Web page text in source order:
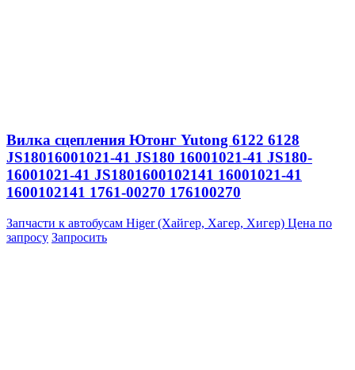
Вилка сцепления Ютонг Yutong 6122 6128
JS18016001021-41 JS180 16001021-41 JS180-
16001021-41 JS1801600102141 16001021-41
1600102141 1761-00270 176100270
Запчасти к автобусам Higer (Хайгер, Хагер, Хигер) Цена по
запросу Запросить